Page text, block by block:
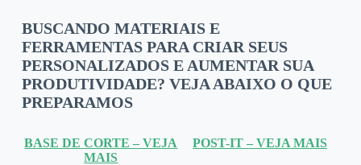
BUSCANDO MATERIAIS E
FERRAMENTAS PARA CRIAR SEUS
PERSONALIZADOS E AUMENTAR SUA
PRODUTIVIDADE? VEJA ABAIXO O QUE
PREPARAMOS
BASE DE CORTE – VEJA
MAIS
POST-IT – VEJA MAIS